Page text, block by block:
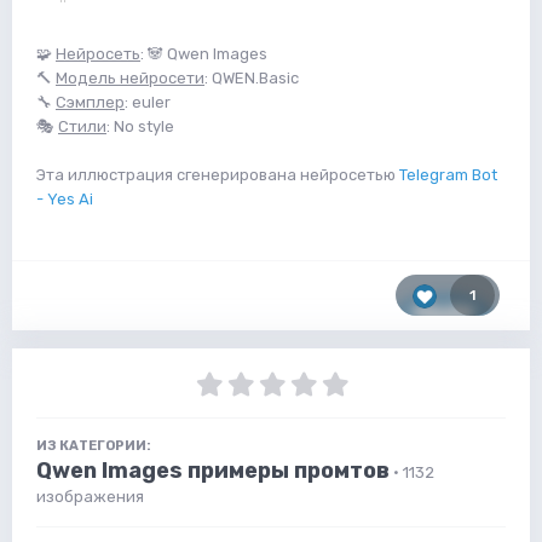
🧩 Нейросеть: 🐼 Qwen Images
🔨 Модель нейросети: QWEN.Basic
🔧 Сэмплер: euler
🎭 Стили: No style
Эта иллюстрация сгенерирована нейросетью Telegram Bot
- Yes Ai
1
ИЗ КАТЕГОРИИ:
Qwen Images примеры промтов · 1132
изображения